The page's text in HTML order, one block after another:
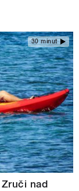
30 minut
nad